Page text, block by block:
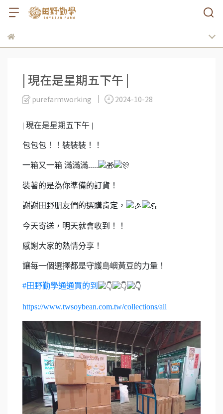
| 現在是星期五下午 |
purefarmworking 2024-10-28
| 現在是星期五下午 |
包包包！！裝裝裝！！
一箱又一箱 滿滿滿.....
裝著的是為你準備的訂貨！
謝謝田野朋友們的選購肯定，
今天寄送，明天就會收到！！
感謝大家的熱情分享！
讓每一個選擇都是守護島嶼黃豆的力量！
#田野勤學通通買的到
https://www.twsoybean.com.tw/collections/all